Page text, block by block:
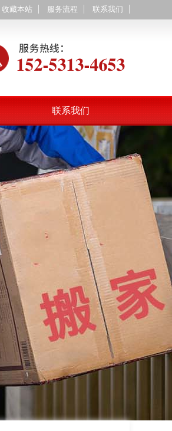
收藏本站 服务流程 联系我们
联系我们